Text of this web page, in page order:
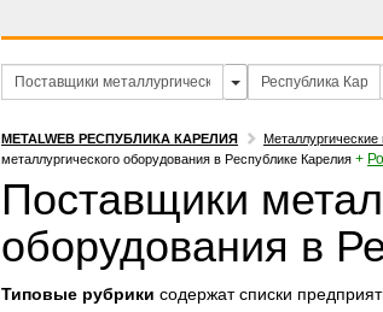
METALWEB РЕСПУБЛИКА КАРЕЛИЯ Металлургические
металлургического оборудования в Республике Карелия +
Поставщики
оборудования в
Типовые рубрики содержат списки